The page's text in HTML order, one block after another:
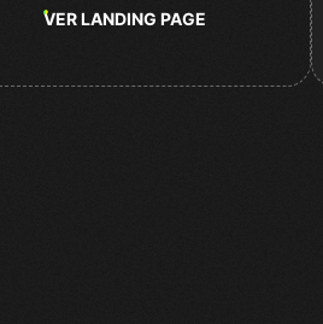
VER LANDING PAGE